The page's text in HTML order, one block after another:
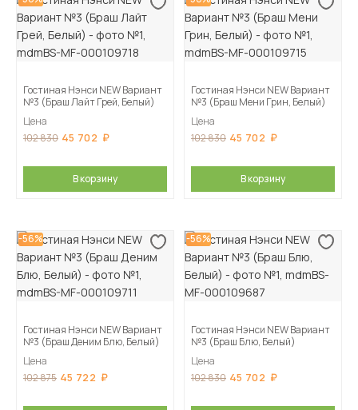
Гостиная Нэнси NEW Вариант
№3 (Браш Лайт Грей, Белый)
Цена
102 830 45 702
В корзину
Гостиная Нэнси NEW Вариант
№3 (Браш Мени Грин, Белый)
Цена
102 830 45 702
В корзину
-56%
Гостиная Нэнси NEW Вариант
№3 (Браш Деним Блю, Белый)
Цена
102 875 45 722
-56%
Гостиная Нэнси NEW Вариант
№3 (Браш Блю, Белый)
Цена
102 830 45 702